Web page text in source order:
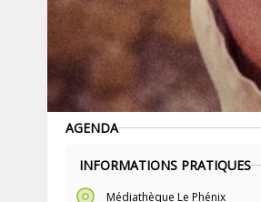
AGENDA
INFORMATIONS PRATIQUES
Médiathèque Le Phénix